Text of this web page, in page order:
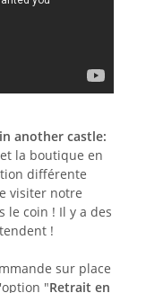
another castle:
la boutique en
différente
visiter notre
le coin ! Il y a des
!
sur place
"Retrait en